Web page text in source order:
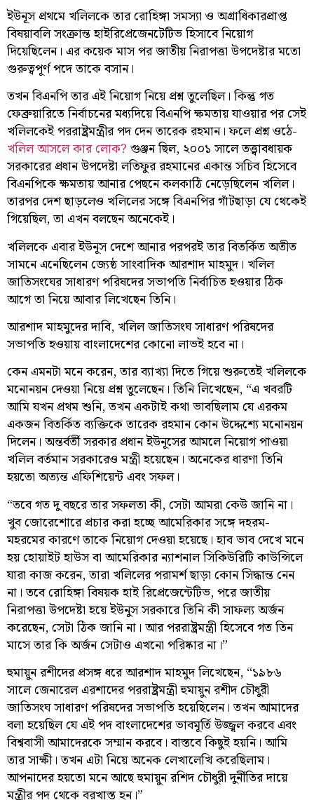
ইউনূস প্রথমে খলিলকে তার রোহিঙ্গা সমস্যা ও অগ্রাধিকারপ্রাপ্ত
বিষয়াবলি সংক্রান্ত হাইরিপ্রেজেনটেটিভ হিসাবে নিয়োগ
দিয়েছিলেন। এর কয়েক মাস পর জাতীয় নিরাপত্তা উপদেষ্টার মতো
গুরুত্বপূর্ণ পদে তাকে বসান।
তখন বিএনপি তার এই নিয়োগ নিয়ে প্রশ্ন তুলেছিল। কিন্তু গত
ফেব্রুয়ারিতে নির্বাচনের মধ্যদিয়ে বিএনপি ক্ষমতায় যাওয়ার পর সেই
খলিলকেই পররাষ্ট্রমন্ত্রীর পদ দেন তারেক রহমান। ফলে প্রশ্ন ওঠে-
খলিল আসলে কার লোক? গুঞ্জন ছিল, ২০০১ সালে তত্ত্বাবধায়ক
সরকারের প্রধান উপদেষ্টা লতিফুর রহমানের একান্ত সচিব হিসেবে
বিএনপিকে ক্ষমতায় আনার পেছনে কলকাঠি নেড়েছিলেন খলিল।
তারপর দেশ ছাড়লেও খলিলের সঙ্গে বিএনপির গাঁটছাড়া যে থেকেই
গিয়েছিল, তা এখন বলছেন অনেকেই।
খলিলকে এবার ইউনূস দেশে আনার পরপরই তার বিতর্কিত অতীত
সামনে এনেছিলেন জ্যেষ্ঠ সাংবাদিক আরশাদ মাহমুদ। খলিল
জাতিসংঘের সাধারণ পরিষদের সভাপতি নির্বাচিত হওয়ার ঠিক
আগে তা নিয়ে আবার লিখেছেন তিনি।
আরশাদ মাহমুদের দাবি, খলিল জাতিসংঘ সাধারণ পরিষদের
সভাপতি হওয়ায় বাংলাদেশের কোনো লাভই হবে না।
কেন এমনটা মনে করেন, তার ব্যাখ্যা দিতে গিয়ে শুরুতেই খলিলকে
মনোনয়ন দেওয়া নিয়ে প্রশ্ন তুলেছেন। তিনি লিখেছেন, “এ খবরটি
আমি যখন প্রথম শুনি, তখন একটাই কথা ভাবছিলাম যে এরকম
একজন বিতর্কিত ব্যক্তিকে তারেক রহমান কোন উদ্দেশ্যে মনোনয়ন
দিলেন। অন্তর্বর্তী সরকার প্রধান ইউনূসের আমলে নিয়োগ পাওয়া
খলিল বর্তমান সরকারেও মন্ত্রী হয়েছেন। অনেকের ধারণা তিনি
হয়তো অত্যন্ত এফিশিয়েন্ট এবং সফল।
“তবে গত দু বছরে তার সফলতা কী, সেটা আমরা কেউ জানি না।
খুব জোরেশোরে প্রচার করা হচ্ছে আমেরিকার সঙ্গে দহরম-
মহরমের কারণে তাকে নিয়োগ দেওয়া হয়েছে। হাব ভাব দেখে মনে
হয় হোয়াইট হাউস বা আমেরিকার ন্যাশনাল সিকিউরিটি কাউন্সিলে
যারা কাজ করেন, তারা খলিলের পরামর্শ ছাড়া কোন সিদ্ধান্ত নেন
না। তবে রোহিঙ্গা বিষয়ক হাই রিপ্রেজেন্টেটিভ, পরে জাতীয়
নিরাপত্তা উপদেষ্টা হয়ে ইউনুস সরকারে তিনি কী সাফল্য অর্জন
করেছেন, সেটা ঠিক জানি না। আর পররাষ্ট্রমন্ত্রী হিসেবে গত তিন
মাসে তার কি অর্জন সেটাও এখনো পরিষ্কার না।”
হুমায়ুন রশীদের প্রসঙ্গ ধরে আরশাদ মাহমুদ লিখেছেন, “১৯৮৬
সালে জেনারেল এরশাদের পররাষ্ট্রমন্ত্রী হুমায়ুন রশীদ চৌধুরী
জাতিসংঘ সাধারণ পরিষদের সভাপতি হয়েছিলেন। তখন আমাদের
বলা হয়েছিল যে এই পদ বাংলাদেশের ভাবমূর্তি উজ্জ্বল করবে এবং
বিশ্ববাসী আমাদেরকে সম্মান করবে। বাস্তবে কিছুই হয়নি। আমি
তার সাক্ষী। তখন এটা নিয়ে অনেক লেখালেখি করেছিলাম।
আপনাদের হয়তো মনে আছে হুমায়ুন রশিদ চৌধুরী দুর্নীতির দায়ে
মন্ত্রীর পদ থেকে বরখাস্ত হন।”